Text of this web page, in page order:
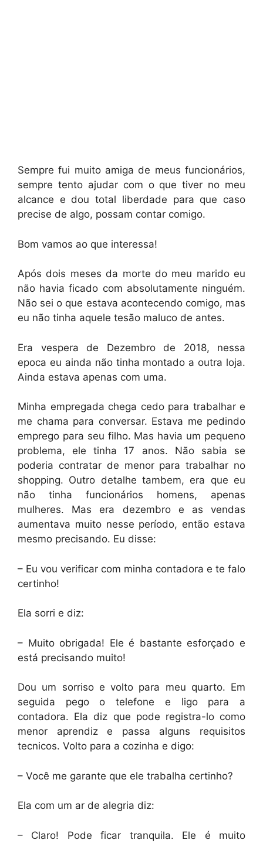
Sempre fui muito amiga de meus funcionários,
sempre tento ajudar com o que tiver no meu
alcance e dou total liberdade para que caso
precise de algo, possam contar comigo.
Bom vamos ao que interessa!
Após dois meses da morte do meu marido eu
não havia ficado com absolutamente ninguém.
Não sei o que estava acontecendo comigo, mas
eu não tinha aquele tesão maluco de antes.
Era vespera de Dezembro de 2018, nessa
epoca eu ainda não tinha montado a outra loja.
Ainda estava apenas com uma.
Minha empregada chega cedo para trabalhar e
me chama para conversar. Estava me pedindo
emprego para seu filho. Mas havia um pequeno
problema, ele tinha 17 anos. Não sabia se
poderia contratar de menor para trabalhar no
shopping. Outro detalhe tambem, era que eu
não tinha funcionários homens, apenas
mulheres. Mas era dezembro e as vendas
aumentava muito nesse período, então estava
mesmo precisando. Eu disse:
– Eu vou verificar com minha contadora e te falo
certinho!
Ela sorri e diz:
– Muito obrigada! Ele é bastante esforçado e
está precisando muito!
Dou um sorriso e volto para meu quarto. Em
seguida pego o telefone e ligo para a
contadora. Ela diz que pode registra-lo como
menor aprendiz e passa alguns requisitos
tecnicos. Volto para a cozinha e digo:
– Você me garante que ele trabalha certinho?
Ela com um ar de alegria diz:
– Claro! Pode ficar tranquila. Ele é muito